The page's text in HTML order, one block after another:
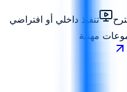
تنفيذ داخلي أو افتراضي
مهنية